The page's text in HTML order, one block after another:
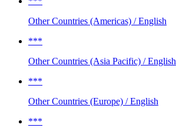
Other Countries (Americas) / English
***
Other Countries (Asia Pacific) / English
***
Other Countries (Europe) / English
***